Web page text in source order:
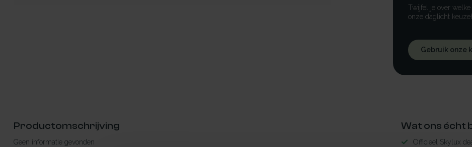
Twijfel je over
onze daglicht
Gebruik onze
Productomschrijving
Geen informatie gevonden
Wat ons écht
Officieel Skylux